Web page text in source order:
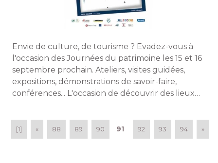
Envie de culture, de tourisme ? Evadez-vous à
l'occasion des Journées du patrimoine les 15 et 16
septembre prochain. Ateliers, visites guidées,
expositions, démonstrations de savoir-faire,
conférences... L'occasion de découvrir des lieux
[1] « 88 89 90 91 92 93 94 »